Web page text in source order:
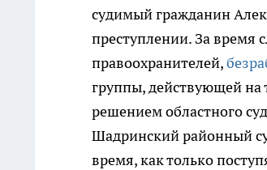
судимый гражданин
преступлении. За время
правоохранителей,
группы, действующей на
решением областного
Шадринский районный
время, как только